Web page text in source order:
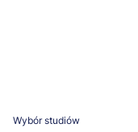
Wybór studiów